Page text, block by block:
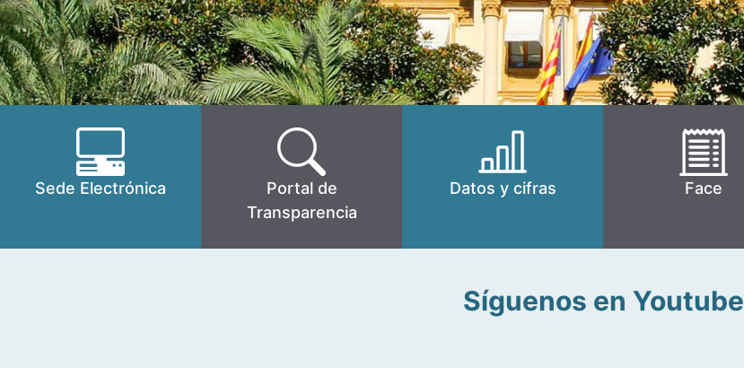
Sede Electrónica
Portal de
Transparencia
Datos y cifras Face
Síguenos en Youtube